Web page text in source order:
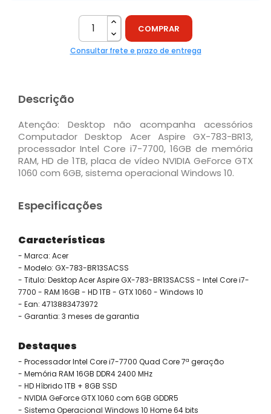
COMPRAR
Consultar frete e prazo de entrega
Descrição
Atenção: Desktop não acompanha acessórios
Computador Desktop Acer Aspire GX-783-BR13,
processador Intel Core i7-7700, 16GB de memória
RAM, HD de 1TB, placa de vídeo NVIDIA GeForce GTX
1060 com 6GB, sistema operacional Windows 10.
Especificações
Características
- Marca: Acer
- Modelo: GX-783-BR13SACSS
- Titulo: Desktop Acer Aspire GX-783-BR13SACSS - Intel Core i7-
7700 - RAM 16GB - HD 1TB - GTX 1060 - Windows 10
- Ean: 4713883473972
- Garantia: 3 meses de garantia
Destaques
- Processador Intel Core i7-7700 Quad Core 7ª geração
- Memória RAM 16GB DDR4 2400 MHz
- HD Híbrido 1TB + 8GB SSD
- NVIDIA GeForce GTX 1060 com 6GB GDDR5
- Sistema Operacional Windows 10 Home 64 bits